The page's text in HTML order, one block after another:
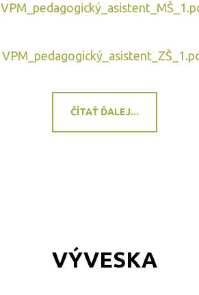
ČÍTAŤ ĎALEJ...
VÝVESKA